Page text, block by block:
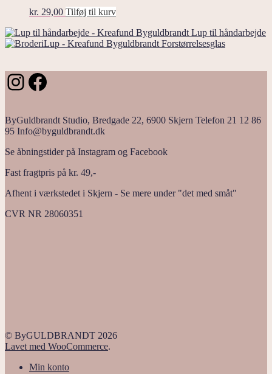
kr. 29,00 Tilføj til kurv
Lup til håndarbejde
Forstørrelsesglas
Instagram
Facebook
ByGuldbrandt Studio, Bredgade 22, 6900 Skjern Telefon 21 12 86
95 Info@byguldbrandt.dk
Se åbningstider på Instagram og Facebook
Fast fragtpris på kr. 49,-
Afhent i værkstedet i Skjern - Se mere under "det med småt"
CVR NR 28060351
© ByGULDBRANDT 2026
Lavet med WooCommerce.
Min konto